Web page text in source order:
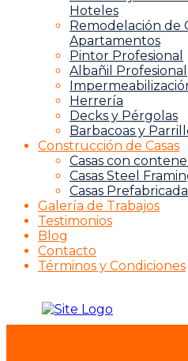
Hoteles
Remodelación de
Apartamentos
Pintor Profesional
Albañil Profesional
Herrería
Decks y Pérgolas
Barbacoas y
Construcción de Casas
Casas con
Casas Steel
Casas
Galería de Trabajos
Testimonios
Blog
Contacto
Términos y Condiciones